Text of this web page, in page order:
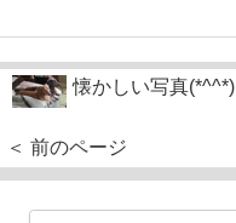
懐かしい写真(*^^*)
＜ 前のページ